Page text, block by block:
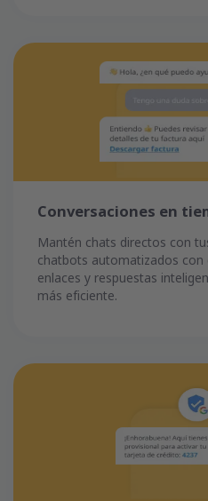
Conversaciones en
Mantén chats directos con
chatbots automatizados
enlaces y respuestas
más eficiente.